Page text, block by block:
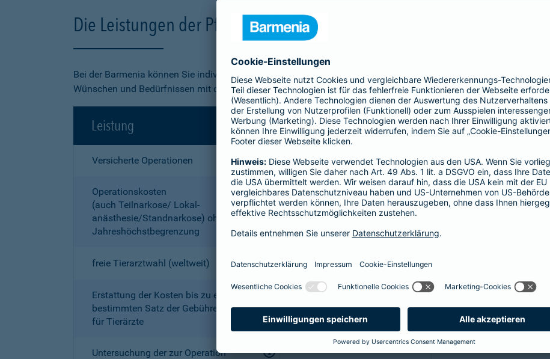
Die Leistungen der Pferde-OP-Versicherung im Vergleich
Bei der Barmenia können Sie individuell aus 3 verschiedenen Tarifen für Ihr Pferd wählen: Basis-, Top- oder
Wünschen und Bedürfnissen mit dem besten Preis-Leistungsverhältnis.
Leistung Basis Top
Versicherte Operationen Alle Alle
Operationskosten
(auch Teilnarkose/ Lokal­
anästhesie/Standnarkose) ohne
Jahreshöchstbe­grenzung
bis 2.500 EUR/
OP
freie Tierarztwahl (weltweit) enthalten
Erstattung der Kosten bis zu einem
bestimmten Satz der Gebührenordnung
für Tierärzte
2-fach 2-fach
Untersuchung der zur Operation